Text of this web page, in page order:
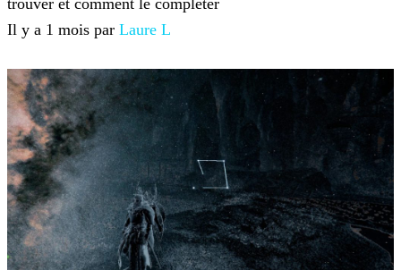
trouver et comment le compléter
Il y a 1 mois par Laure L